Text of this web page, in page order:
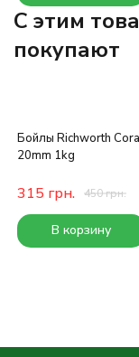
C этим
покупают
Бойлы Richworth
20mm 1kg
315 грн. 450грн.
В корзину